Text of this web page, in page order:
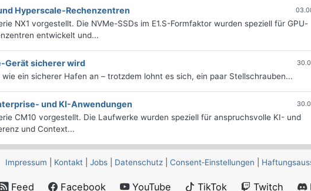
Hyperscale-Rechenzentren
NX1 vorgestellt. Die NVMe-SSDs im E1.S-Formfaktor wurden speziell für GPU-
entwickelt und...
Gerät sicherer wird
ein sicherer Hafen an – trotzdem lohnt es sich, ein paar Stellschrauben...
und KI-Anwendungen
CM10 vorgestellt. Die Laufwerke wurden speziell für anspruchsvolle KI- und
und Context...
Impressum Kontakt Jobs Datenschutz Consent‑Einstellungen
Feed Facebook YouTube TikTok Twitch